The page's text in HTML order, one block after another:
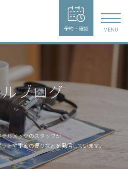
予約・確認 MENU
ブログ
テルメッツのスタッフが
トや季節の便りなどを発信しています。